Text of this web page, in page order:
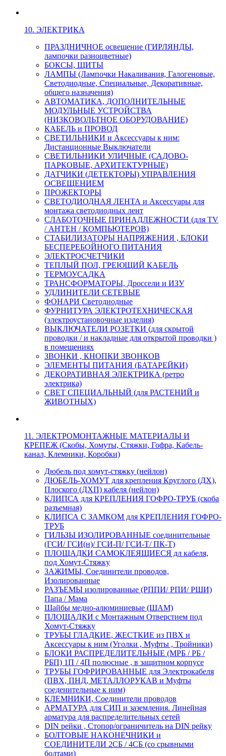
10. ЭЛЕКТРИКА
ПРАЗДНИЧНОЕ освещение (ГИРЛЯНДЫ,
лампочки разноцветные)
БОКСЫ, ЩИТЫ
ЛАМПЫ (Лампочки Накаливания, Галогеновые,
Светодиодные, Специальные, Декоративные,
общего назначения)
АВТОМАТИКА, ДОПОЛНИТЕЛЬНЫЕ
МОДУЛЬНЫЕ УСТРОЙСТВА
(НИЗКОВОЛЬТНОЕ ОБОРУДОВАНИЕ)
КАБЕЛЬ и ПРОВОД
СВЕТИЛЬНИКИ и Аксессуары к ним:
Дистанционные Выключатели
СВЕТИЛЬНИКИ УЛИЧНЫЕ (САДОВО-
ПАРКОВЫЕ, АРХИТЕКТУРНЫЕ)
ДАТЧИКИ (ДЕТЕКТОРЫ) УПРАВЛЕНИЯ
ОСВЕЩЕНИЕМ
ПРОЖЕКТОРЫ
СВЕТОДИОДНАЯ ЛЕНТА и Аксессуары для
монтажа светодиодных лент
СЛАБОТОЧНЫЕ ПРИНАДЛЕЖНОСТИ (для TV
/ АНТЕН / КОМПЬЮТЕРОВ)
СТАБИЛИЗАТОРЫ НАПРЯЖЕНИЯ , БЛОКИ
БЕСПЕРЕБОЙНОГО ПИТАНИЯ
ЭЛЕКТРОСЧЕТЧИКИ
ТЕПЛЫЙ ПОЛ, ГРЕЮЩИЙ КАБЕЛЬ
ТЕРМОУСАДКА
ТРАНСФОРМАТОРЫ, Дроссели и ИЗУ
УДЛИНИТЕЛИ СЕТЕВЫЕ
ФОНАРИ Светодиодные
ФУРНИТУРА ЭЛЕКТРОТЕХНИЧЕСКАЯ
(электроустановочные изделия)
ВЫКЛЮЧАТЕЛИ РОЗЕТКИ (для скрытой
проводки / и накладные для открытой проводки )
в помещениях
ЗВОНКИ , КНОПКИ ЗВОНКОВ
ЭЛЕМЕНТЫ ПИТАНИЯ (БАТАРЕЙКИ)
ДЕКОРАТИВНАЯ ЭЛЕКТРИКА (ретро
электрика)
СВЕТ СПЕЦИАЛЬНЫЙ (для РАСТЕНИЙ и
ЖИВОТНЫХ)
11. ЭЛЕКТРОМОНТАЖНЫЕ МАТЕРИАЛЫ И
КРЕПЕЖ (Скобы, Хомуты, Стяжки, Гофра, Кабель-
канал, Клемники, Коробки)
Дюбель под хомут-стяжку (нейлон)
ДЮБЕЛЬ-ХОМУТ для крепления Круглого (ДХ),
Плоского (ДХП) кабеля (нейлон)
КЛИПСА для КРЕПЛЕНИЯ ГОФРО-ТРУБ (скоба
разъемная)
КЛИПСА С ЗАМКОМ для КРЕПЛЕНИЯ ГОФРО-
ТРУБ
ГИЛЬЗЫ ИЗОЛИРОВАННЫЕ соединительные
(ГСИ/ ГСИ(н)/ ГСИ-П/ ГСИ-Т/ ПК-Т)
ПЛОЩАДКИ САМОКЛЕЯЩИЕСЯ дл кабеля,
под Хомут-Стяжку
ЗАЖИМЫ, Соединители проводов,
Изолированные
РАЗЪЕМЫ изолированные (РППИ/ РПИ/ РШИ)
Папа / Мама
Шайбы медно-алюминиевые (ШАМ)
ПЛОЩАДКИ с Монтажным Отверстием под
Хомут-Стяжку
ТРУБЫ ГЛАДКИЕ, ЖЕСТКИЕ из ПВХ и
Аксессуары к ним (Уголки , Муфты , Тройники)
БЛОКИ РАСПРЕДЕЛИТЕЛЬНЫЕ (МРБ / РБ /
РБП) 1П / 4П полюсные , в защитном корпусе
ТРУБЫ ГОФРИРОВАННЫЕ для Электрокабеля
(ПВХ, ПНД, МЕТАЛЛОРУКАВ и Муфты
соеденительные к ним)
КЛЕМНИКИ, Соединители проводов
АРМАТУРА для СИП и заземления. Линейная
арматура для распределительных сетей
DIN рейки , Стопор/ограничитель на DIN рейку
БОЛТОВЫЕ НАКОНЕЧНИКИ и
СОЕДИНИТЕЛИ 2СБ / 4СБ (со срывными
болтами)